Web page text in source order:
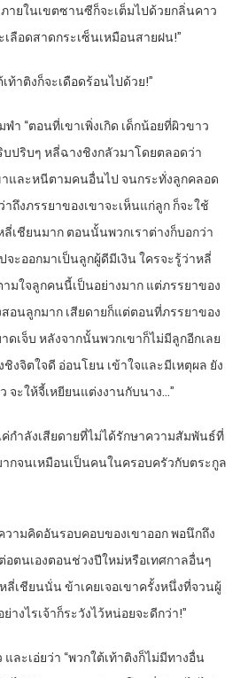
ายในเขตซานซีก็จะเต็มไปด้วยกลิ่นคาว
ลือดสาดกระเซ็นเหมือนสายฝน!”
ท้าติงก็จะเดือดร้อนไปด้วย!”
ำ “ตอนที่เขาเพิ่งเกิด เด็กน้อยที่ผิวขาว
ปริบๆ หลี่ฉางชิงกลัวมาโดยตลอดว่า
าและหนีตามคนอื่นไป จนกระทั่งลูกคลอด
าถึงภรรยาของเขาจะเห็นแก่ลูก ก็จะใช้
เชียนมาก ตอนนั้นพวกเราต่างก็บอกว่า
ะออกมาเป็นลูกผู้ดีมีเงิน ใครจะรู้ว่าหลี่
มใจลูกคนนี้เป็นอย่างมาก แต่ภรรยาของ
อนลูกมาก เสียดายก็แต่ตอนที่ภรรยาของ
ดเจ็บ หลังจากนั้นพวกเขาก็ไม่มีลูกอีกเลย
งจิตใจดี อ่อนโยน เข้าใจและมีเหตุผล ยัง
จะให้จี้เหยียนแต่งงานกับนาง…”
กำลังเสียดายที่ไม่ได้รักษาความสัมพันธ์ที่
กจนเหมือนเป็นคนในครอบครัวกับตระกูล
ามคิดอันรอบคอบของเขาออก พอนึกถึง
ตนเองตอนช่วงปีใหม่หรือเทศกาลอื่นๆ
ลี่เชียนนั่น ข้าเคยเจอเขาครั้งหนึ่งที่จวนผู้
งไรเจ้าก็ระวังไว้หน่อยจะดีกว่า!”
ละเอ่ยว่า “พวกใต้เท้าติงก็ไม่มีทางอื่น